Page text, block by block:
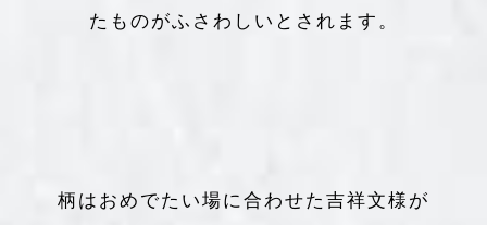
たものがふさわしいとされます。
柄はおめでたい場に合わせた吉祥文様が